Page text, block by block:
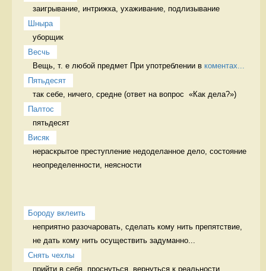
заигрывание, интрижка, ухаживание, подлизывание
Шныра
уборщик
Весчь
Вещь, т. е любой предмет При употреблении в коментах...
Пятьдесят
так себе, ничего, средне (ответ на вопрос  «Как дела?»)
Палтос
пятьдесят
Висяк
нераскрытое преступление недоделанное дело, состояние
неопределенности, неясности
Бороду вклеить
неприятно разочаровать, сделать кому нить препятствие,
не дать кому нить осуществить задуманно...
Снять чехлы
прийти в себя, проснуться, вернуться к реальности